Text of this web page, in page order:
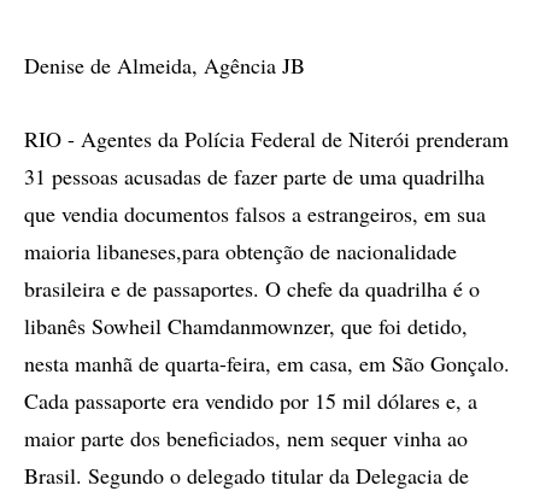
compartilhamento
Denise de Almeida, Agência JB
RIO - Agentes da Polícia Federal de Niterói prenderam
31 pessoas acusadas de fazer parte de uma quadrilha
que vendia documentos falsos a estrangeiros, em sua
maioria libaneses,para obtenção de nacionalidade
brasileira e de passaportes. O chefe da quadrilha é o
libanês Sowheil Chamdanmownzer, que foi detido,
nesta manhã de quarta-feira, em casa, em São Gonçalo.
Cada passaporte era vendido por 15 mil dólares e, a
maior parte dos beneficiados, nem sequer vinha ao
Brasil. Segundo o delegado titular da Delegacia de